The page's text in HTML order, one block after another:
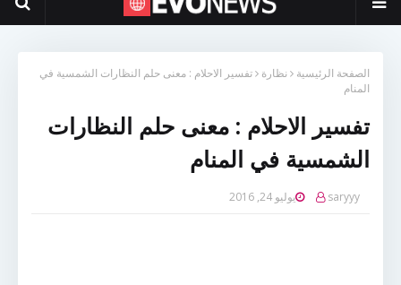
الصفحة الرئيسية نظارة
تفسير الاحلام : معنى حلم النظارات الشمسية في
المنام
تفسير الاحلام : معنى حلم النظارات
الشمسية في المنام
saryyy يوليو 24, 2016